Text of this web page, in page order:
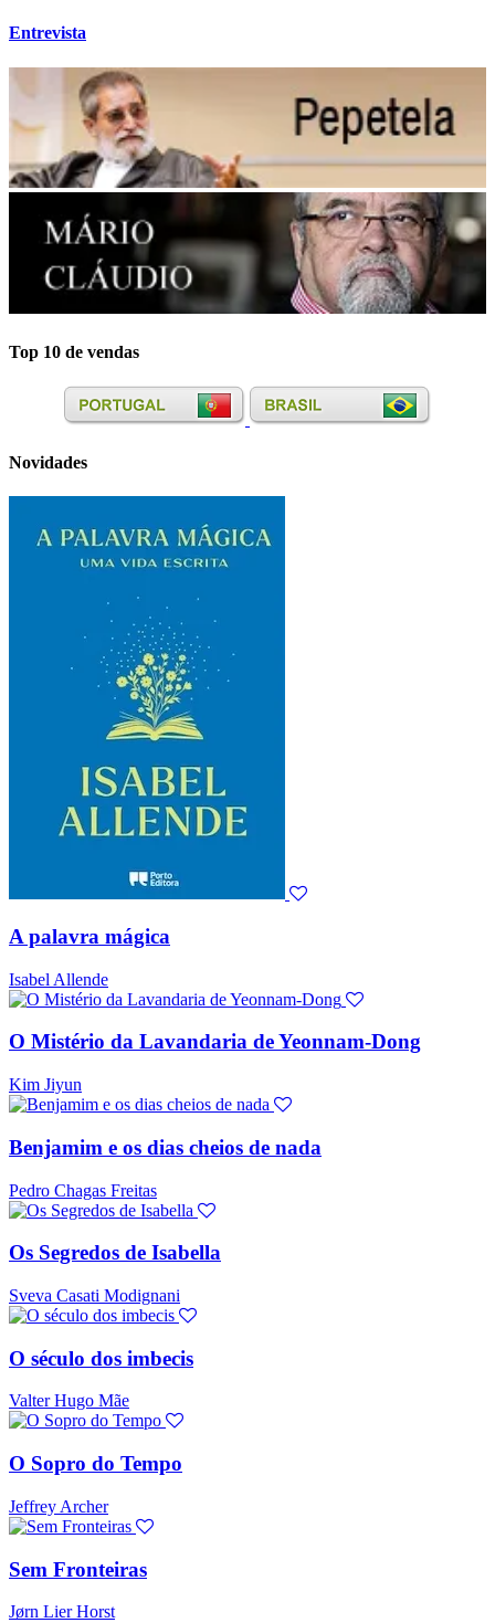
Entrevista
Top 10 de vendas
Novidades
A palavra mágica
Isabel Allende
O Mistério da Lavandaria de Yeonnam-Dong
Kim Jiyun
Benjamim e os dias cheios de nada
Pedro Chagas Freitas
Os Segredos de Isabella
Sveva Casati Modignani
O século dos imbecis
Valter Hugo Mãe
O Sopro do Tempo
Jeffrey Archer
Sem Fronteiras
Jørn Lier Horst